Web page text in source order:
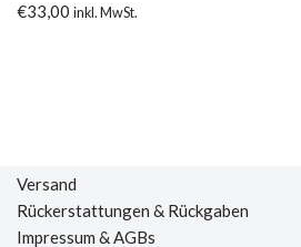
€33,00 inkl. MwSt.
Versand
Rückerstattungen & Rückgaben
Impressum & AGBs